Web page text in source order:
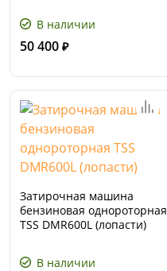
В наличии
50 400 ₽
Затирочная машина
бензиновая однороторная
TSS DMR600L (лопасти)
В наличии